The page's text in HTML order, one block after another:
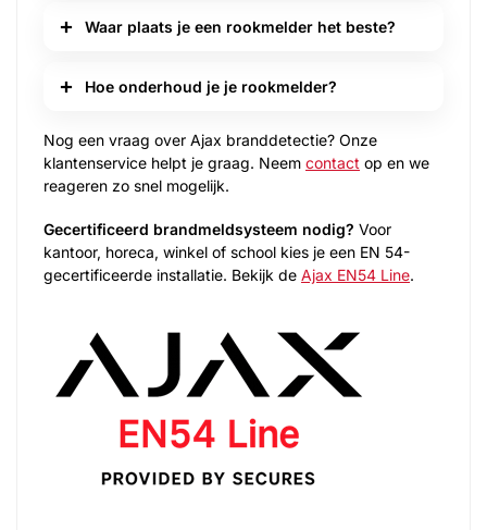
Waar plaats je een rookmelder het beste?
Hoe onderhoud je je rookmelder?
Nog een vraag over Ajax branddetectie? Onze
klantenservice helpt je graag. Neem contact op en we
reageren zo snel mogelijk.
Gecertificeerd brandmeldsysteem nodig? Voor
kantoor, horeca, winkel of school kies je een EN 54-
gecertificeerde installatie. Bekijk de Ajax EN54 Line.